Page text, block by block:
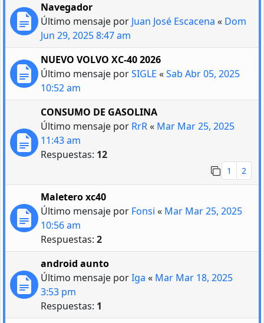
Navegador
Último mensaje por Juan José Escacena « Dom
Jun 29, 2025 8:47 am
NUEVO VOLVO XC-40 2026
Último mensaje porSIGLE «Sab Abr 05, 2025
10:52 am
CONSUMO DE GASOLINA
Último mensaje por RrR« Mar Mar 25, 2025
11:43 am
Respuestas: 12
1 2
Maletero xc40
Último mensaje por Fonsi « Mar Mar 25, 2025
10:56 am
Respuestas: 2
android aunto
Último mensaje porIga « Mar Mar 18, 2025
3:53 pm
Respuestas: 1